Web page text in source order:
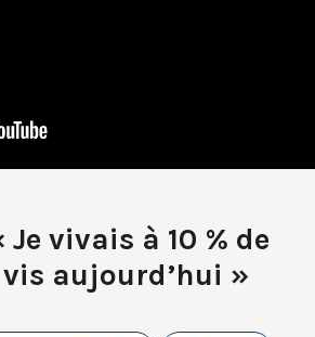
Je vivais à 10 % de
vis aujourd’hui »